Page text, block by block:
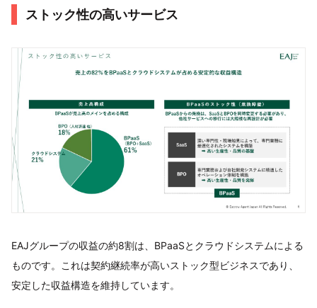
ストック性の高いサービス
EAJグループの収益の約8割は、BPaaSとクラウドシステムによる
ものです。これは契約継続率が高いストック型ビジネスであり、
安定した収益構造を維持しています。